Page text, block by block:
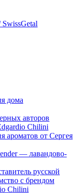
дома
авторов
Chilini
ароматов от Сергея
— лавандово-
русской
с брендом
Chilini